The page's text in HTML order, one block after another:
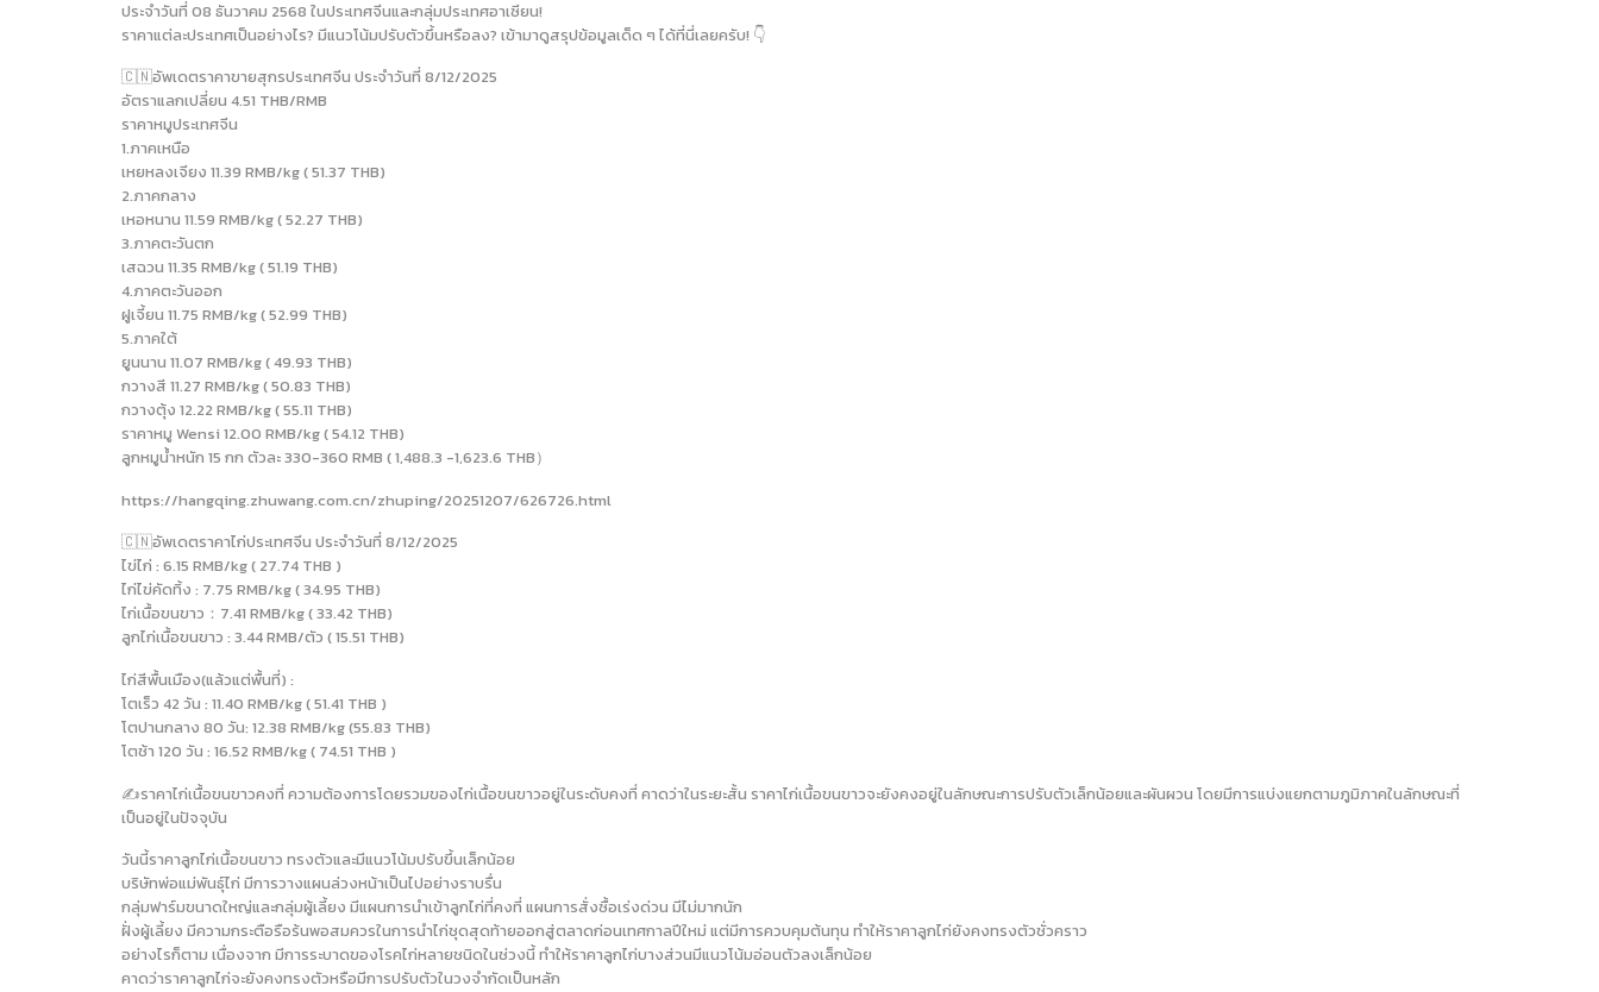
ประจำวันที่ 08 ธันวาคม 2568 ในประเทศจีนและกลุ่มประเทศอาเซียน!
ราคาแต่ละประเทศเป็นอย่างไร? มีแนวโน้มปรับตัวขึ้นหรือลง? เข้ามาดูสรุปข้อมูลเด็ด ๆ ได้ที่นี่เลยครับ! 👇
🇨🇳อัพเดตราคาขายสุกรประเทศจีน ประจำวันที่ 8/12/2025
อัตราแลกเปลี่ยน 4.51 THB/RMB
ราคาหมูประเทศจีน
1.ภาคเหนือ
เหยหลงเจียง 11.39 RMB/kg ( 51.37 THB)
2.ภาคกลาง
เหอหนาน 11.59 RMB/kg ( 52.27 THB)
3.ภาคตะวันตก
เสฉวน 11.35 RMB/kg ( 51.19 THB)
4.ภาคตะวันออก
ฝูเจี้ยน 11.75 RMB/kg ( 52.99 THB)
5.ภาคใต้
ยูนนาน 11.07 RMB/kg ( 49.93 THB)
กวางสี 11.27 RMB/kg ( 50.83 THB)
กวางตุ้ง 12.22 RMB/kg ( 55.11 THB)
ราคาหมู Wensi 12.00 RMB/kg ( 54.12 THB)
ลูกหมูน้ำหนัก 15 กก ตัวละ 330-360 RMB ( 1,488.3 -1,623.6 THB）
https://hangqing.zhuwang.com.cn/zhuping/20251207/626726.html
🇨🇳อัพเดตราคาไก่ประเทศจีน ประจำวันที่ 8/12/2025
ไข่ไก่ : 6.15 RMB/kg ( 27.74 THB )
ไก่ไข่คัดทิ้ง : 7.75 RMB/kg ( 34.95 THB)
ไก่เนื้อขนขาว：7.41 RMB/kg ( 33.42 THB)
ลูกไก่เนื้อขนขาว : 3.44 RMB/ตัว ( 15.51 THB)
ไก่สีพื้นเมือง(แล้วแต่พื้นที่) :
โตเร็ว 42 วัน : 11.40 RMB/kg ( 51.41 THB )
โตปานกลาง 80 วัน: 12.38 RMB/kg (55.83 THB)
โตช้า 120 วัน : 16.52 RMB/kg ( 74.51 THB )
✍️ราคาไก่เนื้อขนขาวคงที่ ความต้องการโดยรวมของไก่เนื้อขนขาวอยู่ในระดับคงที่ คาดว่าในระยะสั้น ราคาไก่เนื้อขนขาวจะยังคงอยู่ในลักษณะการปรับตัวเล็กน้อยและผันผวน โดยมีการแบ่งแยกตามภูมิภาคในลักษณะที่
เป็นอยู่ในปัจจุบัน
วันนี้ราคาลูกไก่เนื้อขนขาว ทรงตัวและมีแนวโน้มปรับขึ้นเล็กน้อย
บริษัทพ่อแม่พันธุ์ไก่ มีการวางแผนล่วงหน้าเป็นไปอย่างราบรื่น
กลุ่มฟาร์มขนาดใหญ่และกลุ่มผู้เลี้ยง มีแผนการนำเข้าลูกไก่ที่คงที่ แผนการสั่งซื้อเร่งด่วน มีไม่มากนัก
ฝั่งผู้เลี้ยง มีความกระตือรือร้นพอสมควรในการนำไก่ชุดสุดท้ายออกสู่ตลาดก่อนเทศกาลปีใหม่ แต่มีการควบคุมต้นทุน ทำให้ราคาลูกไก่ยังคงทรงตัวชั่วคราว
อย่างไรก็ตาม เนื่องจาก มีการระบาดของโรคไก่หลายชนิดในช่วงนี้ ทำให้ราคาลูกไก่บางส่วนมีแนวโน้มอ่อนตัวลงเล็กน้อย
คาดว่าราคาลูกไก่จะยังคงทรงตัวหรือมีการปรับตัวในวงจำกัดเป็นหลัก